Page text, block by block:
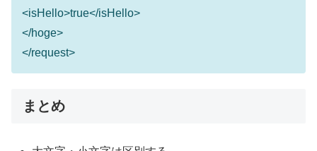
<isHello>true</isHello>
</hoge>
</request>
まとめ